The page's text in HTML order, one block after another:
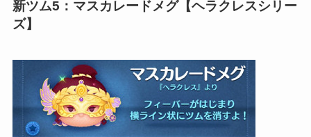
新ツム5：マスカレードメグ【ヘラクレスシリー
ズ】